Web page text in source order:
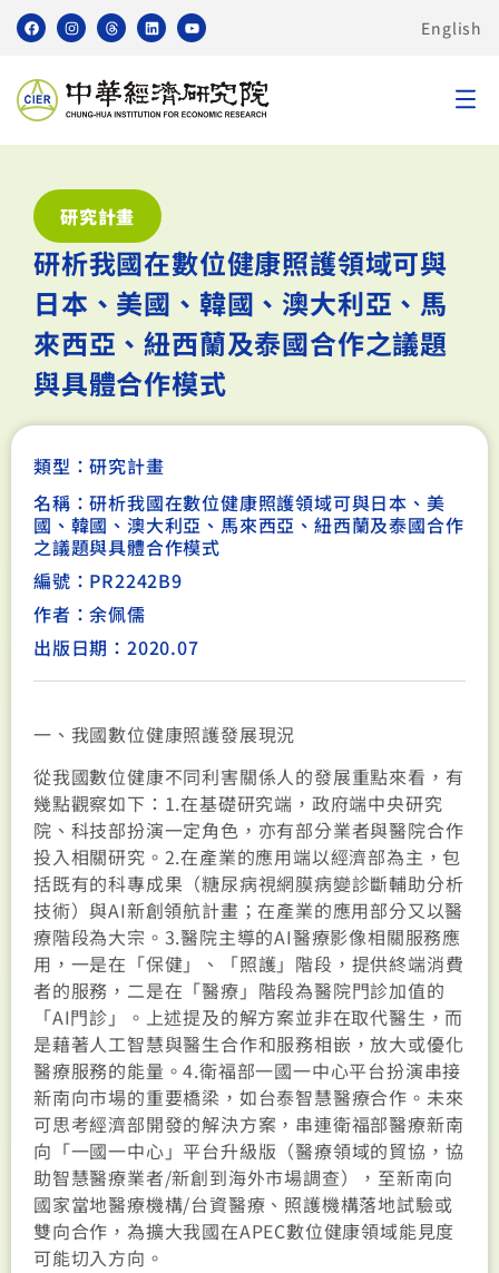
English
研究計畫
研析我國在數位健康照護領域可與
日本、美國、韓國、澳大利亞、馬
來西亞、紐西蘭及泰國合作之議題
與具體合作模式
類型：研究計畫
名稱：研析我國在數位健康照護領域可與日本、美
國、韓國、澳大利亞、馬來西亞、紐西蘭及泰國合作
之議題與具體合作模式
編號：PR2242B9
作者：余佩儒
出版日期：2020.07
一、我國數位健康照護發展現況
從我國數位健康不同利害關係人的發展重點來看，有
幾點觀察如下：1.在基礎研究端，政府端中央研究
院、科技部扮演一定角色，亦有部分業者與醫院合作
投入相關研究。2.在產業的應用端以經濟部為主，包
括既有的科專成果（糖尿病視網膜病變診斷輔助分析
技術）與AI新創領航計畫；在產業的應用部分又以醫
療階段為大宗。3.醫院主導的AI醫療影像相關服務應
用，一是在「保健」、「照護」階段，提供終端消費
者的服務，二是在「醫療」階段為醫院門診加值的
「AI門診」。上述提及的解方案並非在取代醫生，而
是藉著人工智慧與醫生合作和服務相嵌，放大或優化
醫療服務的能量。4.衛福部一國一中心平台扮演串接
新南向市場的重要橋梁，如台泰智慧醫療合作。未來
可思考經濟部開發的解決方案，串連衛福部醫療新南
向「一國一中心」平台升級版（醫療領域的貿協，協
助智慧醫療業者/新創到海外市場調查），至新南向
國家當地醫療機構/台資醫療、照護機構落地試驗或
雙向合作，為擴大我國在APEC數位健康領域能見度
可能切入方向。